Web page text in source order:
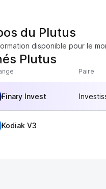
du Plutus
disponible pour le
Plutus
Paire
Finary Invest
Kodiak V3